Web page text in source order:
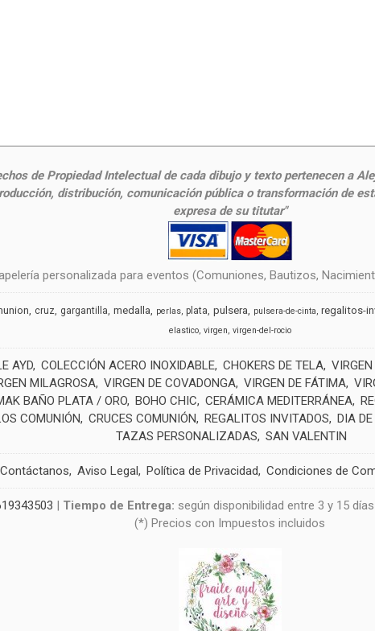
de Propiedad Intelectual de cada dibujo y texto pertenecen a
distribución, comunicación pública o transformación de
expresa de su titutar"
personalizada para eventos (Comuniones, Bautizos,
cruz gargantilla medalla perlas plata pulsera pulsera-de-cinta regalitos-
elastico virgen virgen-del-rocio
AYD COLECCIÓN ACERO INOXIDABLE CHOKERS DE TELA
MILAGROSA VIRGEN DE COVADONGA VIRGEN DE FÁTIMA
BAÑO PLATA / ORO BOHO CHIC CERÁMICA MEDITERRÁNEA
COMUNIÓN CRUCES COMUNIÓN REGALITOS INVITADOS DIA
TAZAS PERSONALIZADAS
SAN VALENTIN
Contáctanos Aviso Legal Política de Privacidad Condiciones de
| Tiempo de Entrega: según disponibilidad entre 3 y 15
(*) Precios con Impuestos incluidos